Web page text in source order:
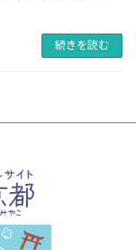
続きを読む